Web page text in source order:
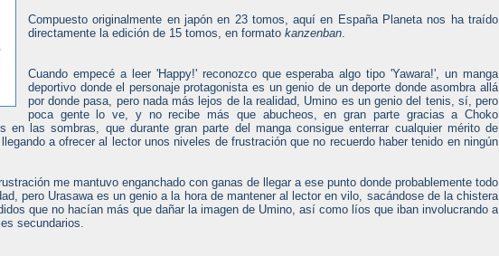
Compuesto originalmente en japón en 23 tomos, aquí en España Planeta nos ha traído
directamente la edición de 15 tomos, en formato kanzenban.
Cuando empecé a leer 'Happy!' reconozco que esperaba algo tipo 'Yawara!', un manga
deportivo donde el personaje protagonista es un genio de un deporte donde asombra allá
por donde pasa, pero nada más lejos de la realidad, Umino es un genio del tenis, sí, pero
poca gente lo ve, y no recibe más que abucheos, en gran parte gracias a Choko
en las sombras, que durante gran parte del manga consigue enterrar cualquier mérito de
a ofrecer al lector unos niveles de frustración que no recuerdo haber tenido en ningún
me mantuvo enganchado con ganas de llegar a ese punto donde probablemente todo
pero Urasawa es un genio a la hora de mantener al lector en vilo, sacándose de la chistera
que no hacían más que dañar la imagen de Umino, así como líos que iban involucrando a
secundarios.